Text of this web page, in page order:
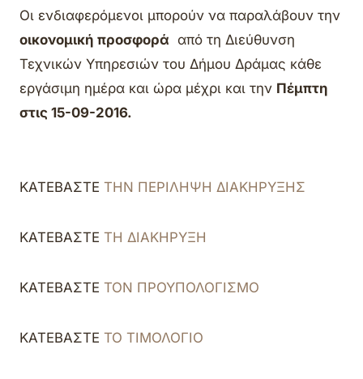
Οι ενδιαφερόμενοι μπορούν να παραλάβουν την
οικονομική προσφορά από τη Διεύθυνση
Τεχνικών Υπηρεσιών του Δήμου Δράμας κάθε
εργάσιμη ημέρα και ώρα μέχρι και την Πέμπτη
στις 15-09-2016.
ΚΑΤΕΒΑΣΤΕ ΤΗΝ ΠΕΡΙΛΗΨΗ ΔΙΑΚΗΡΥΞΗΣ
ΚΑΤΕΒΑΣΤΕ ΤΗ ΔΙΑΚΗΡΥΞΗ
ΚΑΤΕΒΑΣΤΕ ΤΟΝ ΠΡΟΥΠΟΛΟΓΙΣΜΟ
ΚΑΤΕΒΑΣΤΕ ΤΟ ΤΙΜΟΛΟΓΙΟ